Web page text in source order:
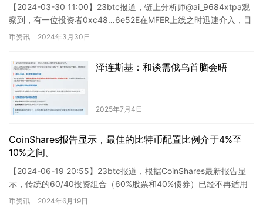
【2024-03-30 11:00】23btc报道，链上分析师@ai_9684xtpa观
察到，有一位投资者0xc48…6e52E在MFER上线之时迅速介入，目
前累计盈利…
币资讯 2024年3月30日
泽连斯基：和谈需俄乌首脑会晤
2025年7月4日
CoinShares报告显示，最佳的比特币配置比例介于4%至
10%之间。
【2024-06-19 20:55】23btc报道，根据CoinShares最新报告显
示，传统的60/40投资组合（60%股票和40%债券）已经不再适用
于当前的市场环境。研究表明，…
币资讯 2024年6月19日